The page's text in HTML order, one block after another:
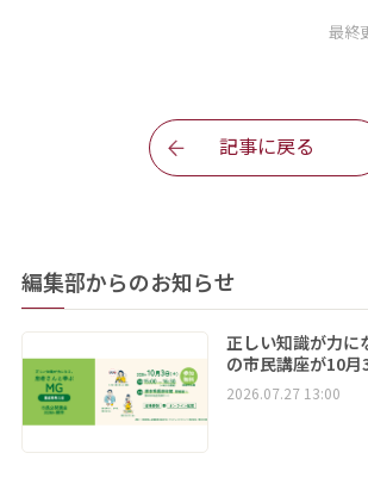
最終
記事に戻る
編集部からのお知らせ
正しい知識が力
の市民講座が10
2026.07.27 13:00